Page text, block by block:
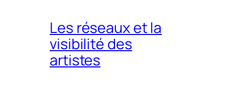
Les réseaux et la
visibilité des
artistes